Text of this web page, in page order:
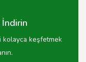
İndirin
kolayca keşfetmek